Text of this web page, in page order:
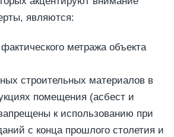
являются:
метража объекта
строительных материалов в
помещения (асбест и
к использованию при
с конца прошлого столетия и